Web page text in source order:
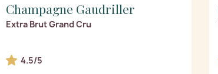
Champagne Gaudriller
Extra Brut Grand Cru
4.5/5